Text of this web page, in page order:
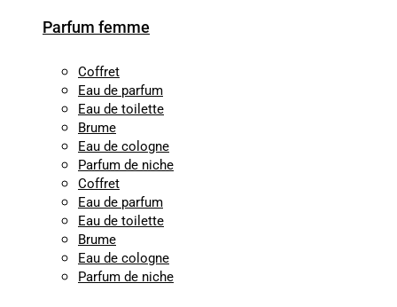
Parfum femme
Coffret
Eau de parfum
Eau de toilette
Brume
Eau de cologne
Parfum de niche
Coffret
Eau de parfum
Eau de toilette
Brume
Eau de cologne
Parfum de niche